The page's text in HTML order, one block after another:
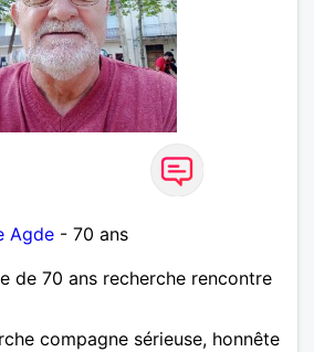
Agde - 70 ans
de 70 ans recherche rencontre
compagne sérieuse, honnête